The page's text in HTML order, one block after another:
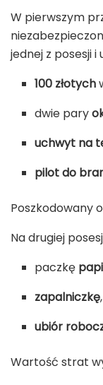
W pierwszym
jednej z posesji i
100 złotych
dwie pary
uchwyt na
pilot do
Poszkodowany
Na drugiej
paczkę
zapalniczkę,
ubiór
Wartość strat